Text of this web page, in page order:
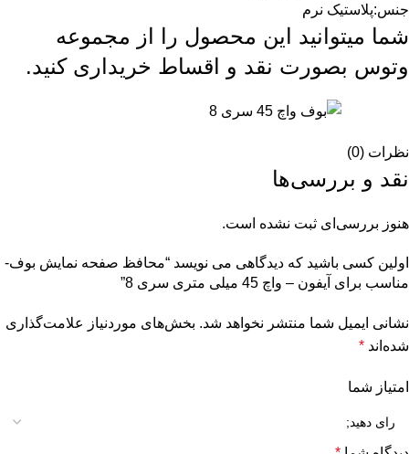
جنس:پلاستیک نرم
شما میتوانید این محصول را از مجموعه
وتوس بصورت نقد و اقساط خریداری کنید.
نظرات (0)
نقد و بررسی‌ها
هنوز بررسی‌ای ثبت نشده است.
اولین کسی باشید که دیدگاهی می نویسد “محافظ صفحه نمایش بوف-
مناسب برای آیفون – واچ 45 میلی متری سری 8”
نشانی ایمیل شما منتشر نخواهد شد. بخش‌های موردنیاز علامت‌گذاری
شده‌اند *
امتیاز شما